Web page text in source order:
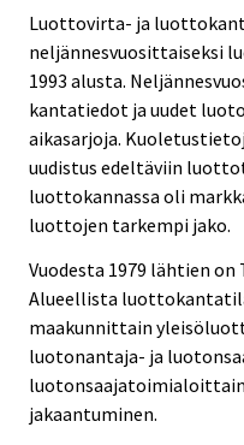
Luottovirta- ja
neljännesvuosittaiseksi
1993 alusta.
kantatiedot ja uudet
aikasarjoja.
uudistus edeltäviin
luottokannassa oli
luottojen tarkempi jako.
Vuodesta 1979 lähtien
Alueellista
maakunnittain
luotonantaja- ja
jakaantuminen.